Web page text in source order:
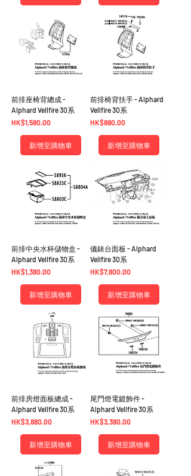
前排座椅背總成 -
Alphard Vellfire 30系
價格
HK$1,580.00
新增至購物車
前排椅背扶手 - Alphard
Vellfire 30系
價格
HK$880.00
新增至購物車
前排中央水杯儲物盒 -
Alphard Vellfire 30系
價格
HK$1,380.00
新增至購物車
儀錶台面板 - Alphard
Vellfire 30系
價格
HK$7,800.00
新增至購物車
前排房燈面板總成 -
Alphard Vellfire 30系
價格
HK$3,880.00
新增至購物車
尾門燈電鍍飾件 -
Alphard Vellfire 30系
價格
HK$3,380.00
新增至購物車